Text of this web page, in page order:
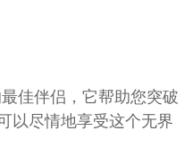
佳伴侣，它帮助您突破
以尽情地享受这个无界